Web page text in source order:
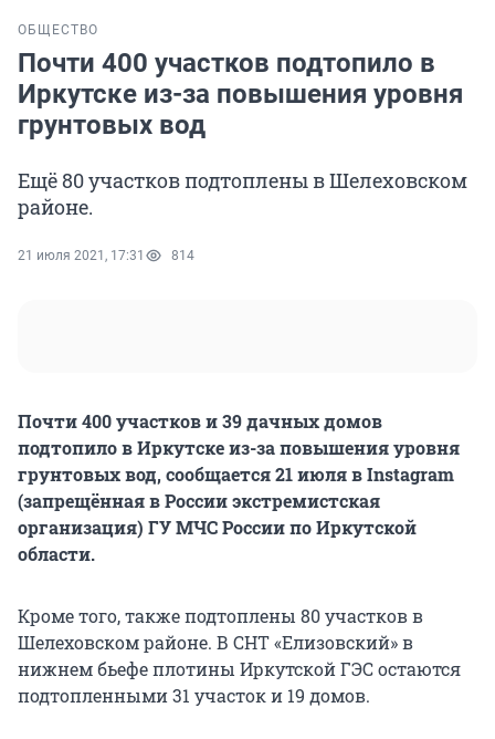
ОБЩЕСТВО
Почти 400 участков подтопило в
Иркутске из-за повышения уровня
грунтовых вод
Ещё 80 участков подтоплены в Шелеховском
районе.
21 июля 2021, 17:31 814
Почти 400 участков и 39 дачных домов
подтопило в Иркутске из-за повышения уровня
грунтовых вод, сообщается 21 июля в Instagram
(запрещённая в России экстремистская
организация) ГУ МЧС России по Иркутской
области.
Кроме того, также подтоплены 80 участков в
Шелеховском районе. В СНТ «Елизовский» в
нижнем бьефе плотины Иркутской ГЭС остаются
подтопленными 31 участок и 19 домов.